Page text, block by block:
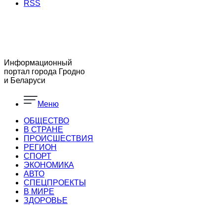
RSS
Информационный
портал города Гродно
и Беларуси
Меню
ОБЩЕСТВО
В СТРАНЕ
ПРОИСШЕСТВИЯ
РЕГИОН
CПОРТ
ЭКОНОМИКА
АВТО
СПЕЦПРОЕКТЫ
В МИРЕ
ЗДОРОВЬЕ